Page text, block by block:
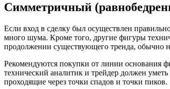
Симметричный
Если вход в сделку был осуществлен
много шума. Кроме того, другие фигуры
продолжении существующего тренда, обычно
Рекомендуются покупки от линии основания
технический аналитик и трейдер должен
проходящие через точки спадов и точки пиков.